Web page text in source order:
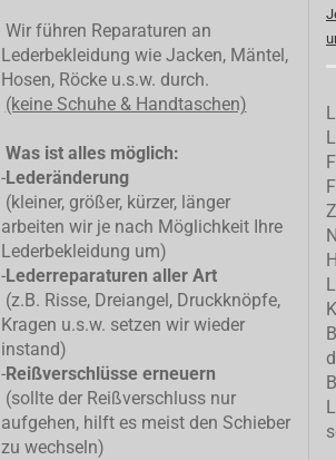
Wir führen Reparaturen an
Lederbekleidung wie Jacken, Mäntel,
Hosen, Röcke u.s.w. durch.
(keine Schuhe & Handtaschen)
Was ist alles möglich:
-Lederänderung
(kleiner, größer, kürzer, länger
arbeiten wir je nach Möglichkeit Ihre
Lederbekleidung um)
-Lederreparaturen aller Art
(z.B. Risse, Dreiangel, Druckknöpfe,
Kragen u.s.w. setzen wir wieder
instand)
-Reißverschlüsse erneuern
(sollte der Reißverschluss nur
aufgehen, hilft es meist den Schieber
zu wechseln)